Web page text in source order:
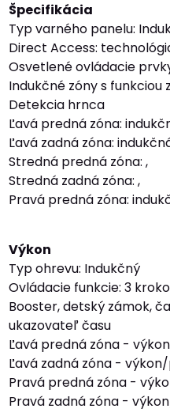
Špecifikácia
Typ varného panelu:
Direct Access:
Osvetlené ovládacie
Indukčné zóny s funkciou
Detekcia hrnca
Ľavá predná zóna:
Ľavá zadná zóna:
Stredná predná zóna: ,
Stredná zadná zóna: ,
Pravá predná zóna:
Výkon
Typ ohrevu: Indukčný
Ovládacie funkcie: 3
Booster, detský zámok,
ukazovateľ času
Ľavá predná zóna -
Ľavá zadná zóna -
Pravá predná zóna -
Pravá zadná zóna -